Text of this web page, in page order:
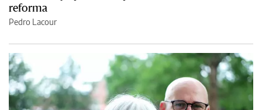
reforma
Pedro Lacour